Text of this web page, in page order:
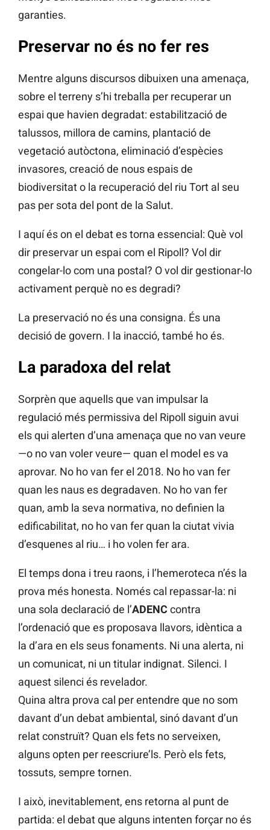
garanties.
Preservar no és no fer res
Mentre alguns discursos dibuixen una amenaça,
sobre el terreny s’hi treballa per recuperar un
espai que havien degradat: estabilització de
talussos, millora de camins, plantació de
vegetació autòctona, eliminació d’espècies
invasores, creació de nous espais de
biodiversitat o la recuperació del riu Tort al seu
pas per sota del pont de la Salut.
I aquí és on el debat es torna essencial: Què vol
dir preservar un espai com el Ripoll? Vol dir
congelar-lo com una postal? O vol dir gestionar-lo
activament perquè no es degradi?
La preservació no és una consigna. És una
decisió de govern. I la inacció, també ho és.
La paradoxa del relat
Sorprèn que aquells que van impulsar la
regulació més permissiva del Ripoll siguin avui
els qui alerten d’una amenaça que no van veure
—o no van voler veure— quan el model es va
aprovar. No ho van fer el 2018. No ho van fer
quan les naus es degradaven. No ho van fer
quan, amb la seva normativa, no definien la
edificabilitat, no ho van fer quan la ciutat vivia
d’esquenes al riu… i ho volen fer ara.
El temps dona i treu raons, i l’hemeroteca n’és la
prova més honesta. Només cal repassar-la: ni
una sola declaració de l’ADENC contra
l’ordenació que es proposava llavors, idèntica a
la d’ara en els seus fonaments. Ni una alerta, ni
un comunicat, ni un titular indignat. Silenci. I
aquest silenci és revelador.
Quina altra prova cal per entendre que no som
davant d’un debat ambiental, sinó davant d’un
relat construït? Quan els fets no serveixen,
alguns opten per reescriure’ls. Però els fets,
tossuts, sempre tornen.
I això, inevitablement, ens retorna al punt de
partida: el debat que alguns intenten forçar no és